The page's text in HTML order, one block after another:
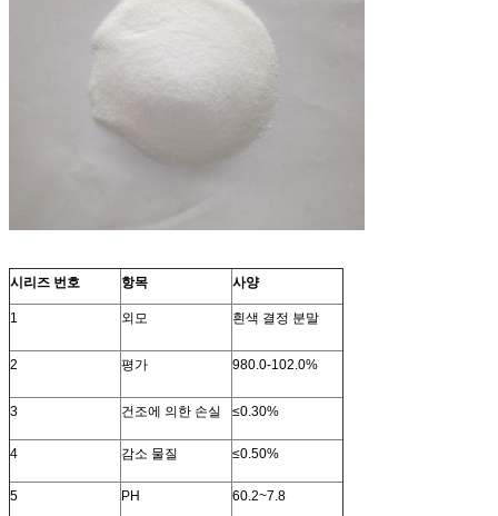
시리즈 번호 항목 사양
1 외모 흰색 결정 분말
2 평가 980.0-102.0%
3 건조에 의한 손실 ≤0.30%
4 감소 물질 ≤0.50%
5 PH 60.2~7.8